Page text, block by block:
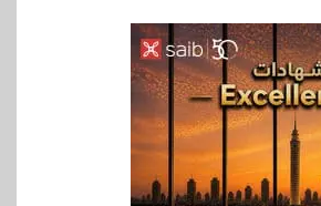
بنوك
بنك مصر يشارك في فعالية اليوم
العالمي للشباب ويقدم العديد من
العروض المجانية